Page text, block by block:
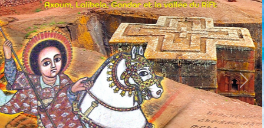
Previous Next